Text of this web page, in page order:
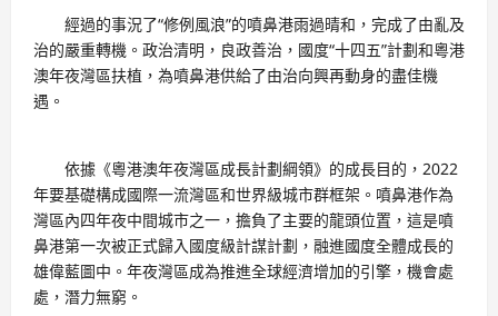
經過的事況了“修例風浪”的噴鼻港雨過晴和，完成了由亂及
治的嚴重轉機。政治清明，良政善治，國度“十四五”計劃和粵港
澳年夜灣區扶植，為噴鼻港供給了由治向興再動身的盡佳機
遇。
依據《粵港澳年夜灣區成長計劃綱領》的成長目的，2022
年要基礎構成國際一流灣區和世界級城市群框架。噴鼻港作為
灣區內四年夜中間城市之一，擔負了主要的龍頭位置，這是噴
鼻港第一次被正式歸入國度級計謀計劃，融進國度全體成長的
雄偉藍圖中。年夜灣區成為推進全球經濟增加的引擎，機會處
處，潛力無窮。